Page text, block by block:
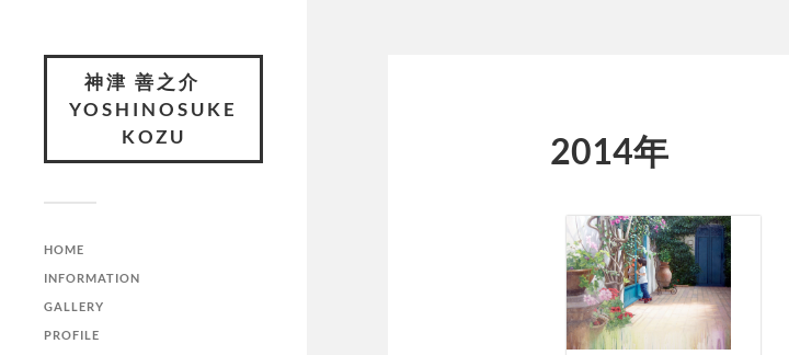
神津 善之介
YOSHINOSUKE
KOZU
HOME
INFORMATION
GALLERY
PROFILE
2014年